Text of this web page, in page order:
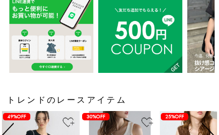
トレンドのレースアイテム
49%OFF 30%OFF 25%OFF